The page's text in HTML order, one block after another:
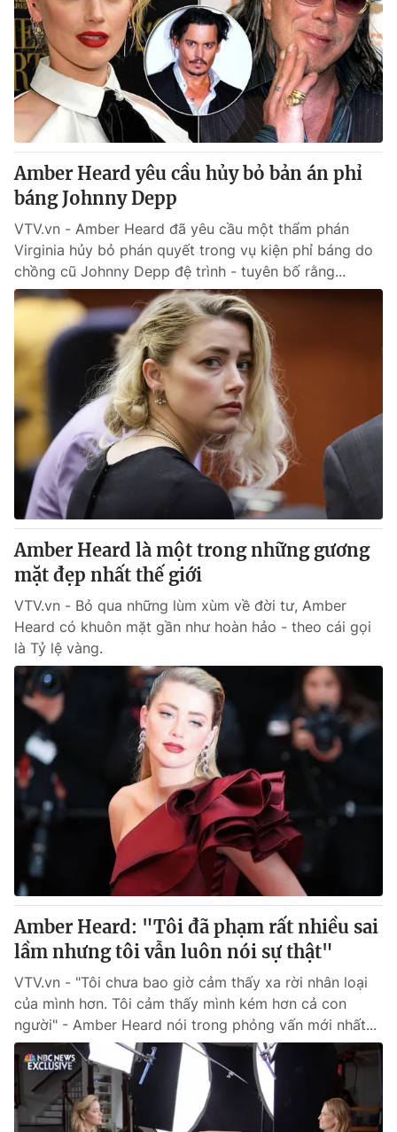
Amber Heard yêu cầu hủy bỏ bản án phỉ
báng Johnny Depp
VTV.vn - Amber Heard đã yêu cầu một thẩm phán
Virginia hủy bỏ phán quyết trong vụ kiện phỉ báng do
chồng cũ Johnny Depp đệ trình - tuyên bố rằng...
Amber Heard là một trong những gương
mặt đẹp nhất thế giới
VTV.vn - Bỏ qua những lùm xùm về đời tư, Amber
Heard có khuôn mặt gần như hoàn hảo - theo cái gọi
là Tỷ lệ vàng.
Amber Heard: "Tôi đã phạm rất nhiều sai
lầm nhưng tôi vẫn luôn nói sự thật"
VTV.vn - "Tôi chưa bao giờ cảm thấy xa rời nhân loại
của mình hơn. Tôi cảm thấy mình kém hơn cả con
người" - Amber Heard nói trong phỏng vấn mới nhất...